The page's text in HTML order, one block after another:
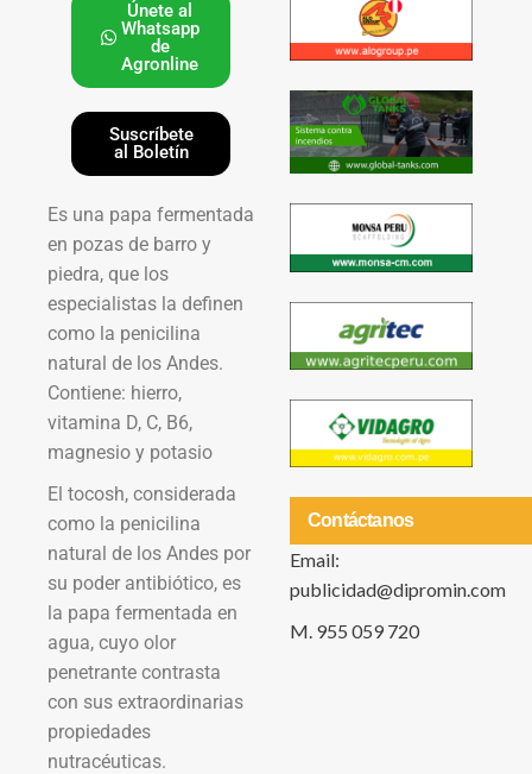
Únete al
Whatsapp
de
Agronline
Suscríbete
al Boletín
Es una papa fermentada
en pozas de barro y
piedra, que los
especialistas la definen
como la penicilina
natural de los Andes.
Contiene: hierro,
vitamina D, C, B6,
magnesio y potasio
El tocosh, considerada
como la penicilina
natural de los Andes por
su poder antibiótico, es
la papa fermentada en
agua, cuyo olor
penetrante contrasta
con sus extraordinarias
propiedades
nutracéuticas.
Contáctanos
Email:
publicidad@dipromin.com
M. 955 059 720